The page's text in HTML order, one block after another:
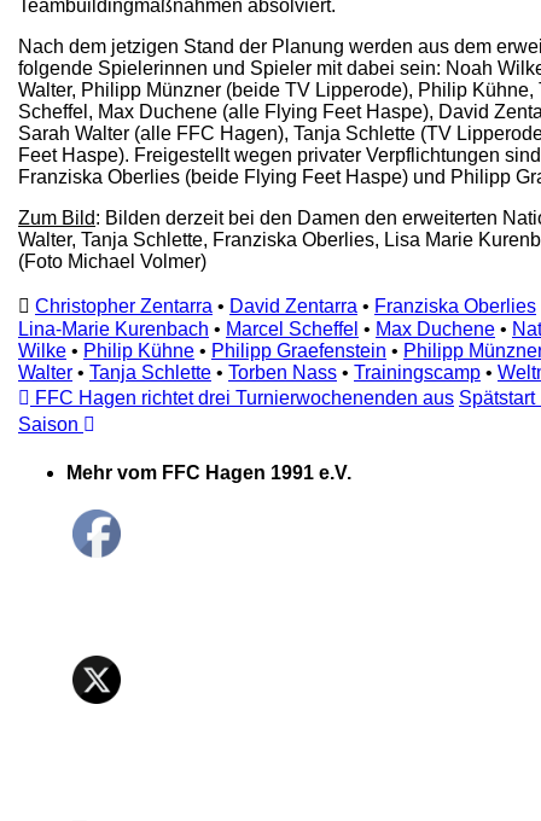
Teambuildingmaßnahmen absolviert.
Nach dem jetzigen Stand der Planung werden aus dem
folgende Spielerinnen und Spieler mit dabei sein: Noah
Walter, Philipp Münzner (beide TV Lipperode), Philip Kühne,
Scheffel, Max Duchene (alle Flying Feet Haspe), David
Sarah Walter (alle FFC Hagen), Tanja Schlette (TV
Feet Haspe). Freigestellt wegen privater Verpflichtungen
Franziska Oberlies (beide Flying Feet Haspe) und Philipp
Zum Bild: Bilden derzeit bei den Damen den erweiterten
Walter, Tanja Schlette, Franziska Oberlies, Lisa Marie
(Foto Michael Volmer)
Christopher Zentarra • David Zentarra • Franziska Oberlies
Lina-Marie Kurenbach • Marcel Scheffel • Max Duchene •
Wilke • Philip Kühne • Philipp Graefenstein • Philipp
Walter • Tanja Schlette • Torben Nass • Trainingscamp •
FFC Hagen richtet drei Turnierwochenenden aus
Saison
Mehr vom FFC Hagen 1991 e.V.